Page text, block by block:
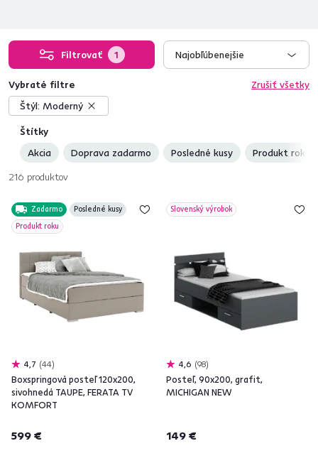
Filtrovať 1 Najobľúbenejšie
Štítky
Akcia
Doprava zadarmo Posledné kusy Produkt roku
Vybraté filtre
Zrušiť všetky
Štýl: Moderný
216 produktov
Zadarmo
Posledné kusy
Produkt roku
4,7 44
Boxspringová posteľ 120x200,
sivohnedá TAUPE, FERATA TV
KOMFORT
599 €
Slovenský výrobok
4,6 98
Posteľ, 90x200, grafit,
MICHIGAN NEW
149 €